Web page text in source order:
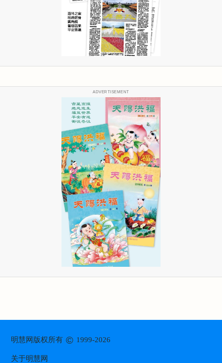
ADVERTISEMENT
明慧网版权所有© 1999-2026
关于明慧网